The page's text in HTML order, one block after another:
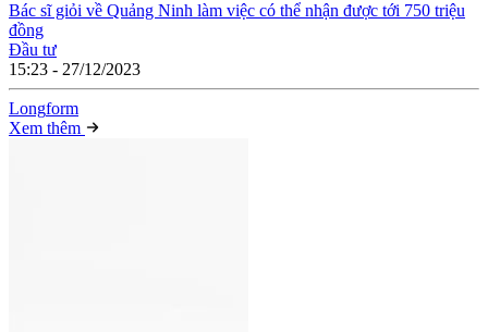
Bác sĩ giỏi về Quảng Ninh làm việc có thể nhận được tới 750 triệu
đồng
Đầu tư
15:23 - 27/12/2023
Longform
Xem thêm